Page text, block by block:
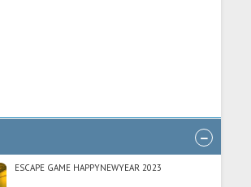
ESCAPE GAME HAPPYNEWYEAR 2023